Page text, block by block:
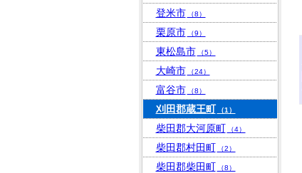
登米市 （8）
栗原市 （9）
東松島市 （5）
大崎市 （24）
富谷市 （8）
刈田郡蔵王町 （1）
柴田郡大河原町 （4）
柴田郡村田町 （2）
柴田郡柴田町 （8）